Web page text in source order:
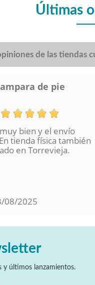
Últimas
de las tiendas
de pie
bien y el envío
tienda física también
en Torrevieja.
08/2025
y últimos lanzamientos.